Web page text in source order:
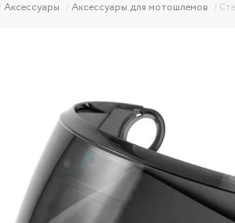
Аксессуары Аксессуары для мотошлемов